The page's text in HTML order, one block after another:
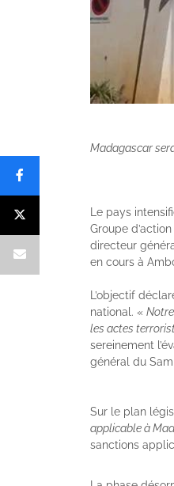
Madagascar
Le pays
Groupe
directeur
en cours à
L’objectif
national. «
les actes
sereinement
général du
Sur le plan
applicable à
sanctions